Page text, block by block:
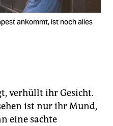
ankommt, ist noch alles
verhüllt ihr Gesicht.
ist nur ihr Mund,
eine sachte